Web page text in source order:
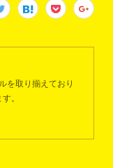
を取り揃えており
。